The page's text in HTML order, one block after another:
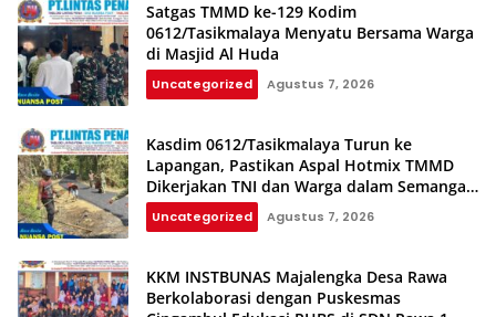
Satgas TMMD ke-129 Kodim
0612/Tasikmalaya Menyatu Bersama Warga
di Masjid Al Huda
Uncategorized Agustus 7, 2026
Kasdim 0612/Tasikmalaya Turun ke
Lapangan, Pastikan Aspal Hotmix TMMD
Dikerjakan TNI dan Warga dalam Semangat
Gotong Royong
Uncategorized Agustus 7, 2026
KKM INSTBUNAS Majalengka Desa Rawa
Berkolaborasi dengan Puskesmas